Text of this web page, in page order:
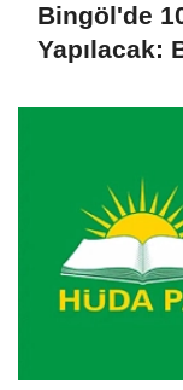
Bingöl'de
Yapılacak: